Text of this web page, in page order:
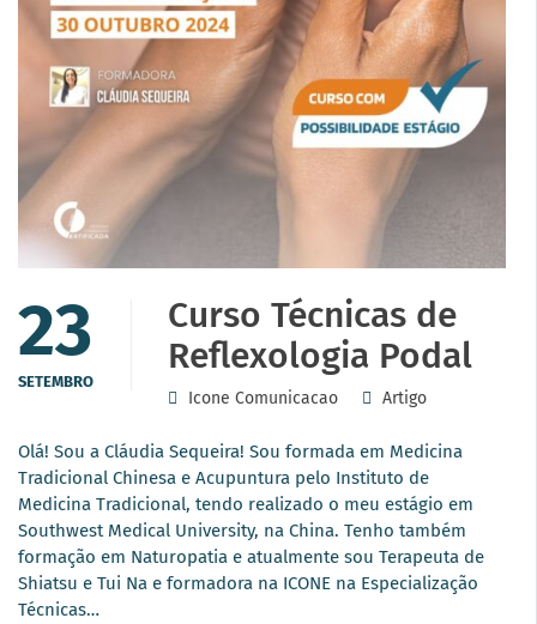
23
SETEMBRO
Curso Técnicas de
Reflexologia Podal
Icone Comunicacao Artigo
Olá! Sou a Cláudia Sequeira! Sou formada em Medicina
Tradicional Chinesa e Acupuntura pelo Instituto de
Medicina Tradicional, tendo realizado o meu estágio em
Southwest Medical University, na China. Tenho também
formação em Naturopatia e atualmente sou Terapeuta de
Shiatsu e Tui Na e formadora na ICONE na Especialização
Técnicas…